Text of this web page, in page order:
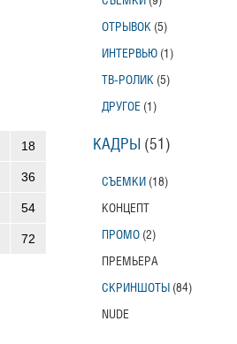
18
36
54
72
ОТРЫВОК (5)
ИНТЕРВЬЮ (1)
ТВ-РОЛИК (5)
ДРУГОЕ (1)
КАДРЫ (51)
СЪЕМКИ (18)
КОНЦЕПТ
ПРОМО (2)
ПРЕМЬЕРА
СКРИНШОТЫ (84)
NUDE